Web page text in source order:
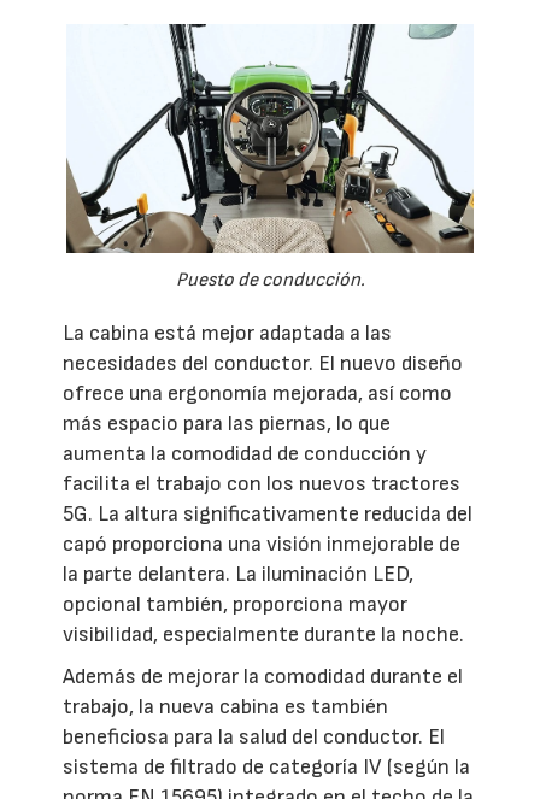
Puesto de conducción.
La cabina está mejor adaptada a las
necesidades del conductor. El nuevo diseño
ofrece una ergonomía mejorada, así como
más espacio para las piernas, lo que
aumenta la comodidad de conducción y
facilita el trabajo con los nuevos tractores
5G. La altura significativamente reducida del
capó proporciona una visión inmejorable de
la parte delantera. La iluminación LED,
opcional también, proporciona mayor
visibilidad, especialmente durante la noche.
Además de mejorar la comodidad durante el
trabajo, la nueva cabina es también
beneficiosa para la salud del conductor. El
sistema de filtrado de categoría IV (según la